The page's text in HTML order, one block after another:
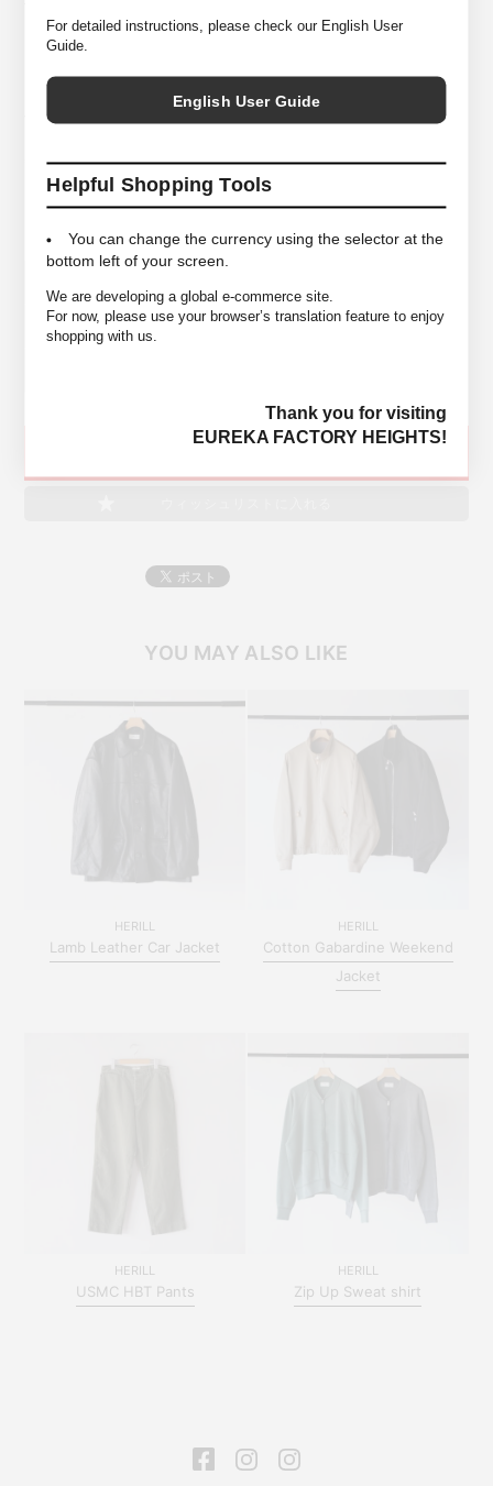
For detailed instructions, please check our English User
Guide.
English User Guide
Helpful Shopping Tools
You can change the currency using the selector at the
bottom left of your screen.
We are developing a global e-commerce site.
For now, please use your browser’s translation feature to enjoy
shopping with us.
Thank you for visiting
EUREKA FACTORY HEIGHTS!
こちらカシミヤの最高峰と呼ばれるゴールドキャッシュを使用した＜
ックなクルーネックニットは着込むほど、ふわふわ柔らかく育つ逸品で
す。
*商品は実店舗と在庫を共有しており常に変動がございます。
その為ご注文後でも売り違いにより在庫がない場合がございますので予め
ご了承ください。
COLORS Grey, Black
YOU MAY ALSO LIKE
HERILL
Lamb Leather Car Jacket
HERILL
Cotton Gabardine Weekend
Jacket
HERILL
USMC HBT Pants
HERILL
Zip Up Sweat shirt